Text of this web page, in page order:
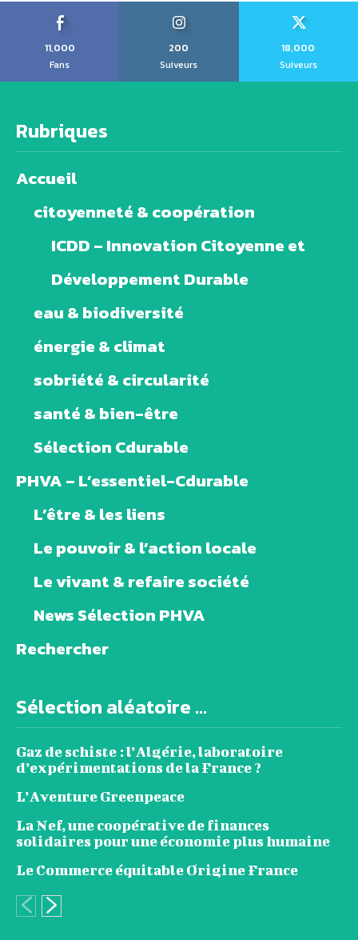
11,000
Fans
200
Suiveurs
18,000
Suiveurs
Rubriques
Accueil
citoyenneté & coopération
ICDD – Innovation Citoyenne et
Développement Durable
eau & biodiversité
énergie & climat
sobriété & circularité
santé & bien-être
Sélection Cdurable
PHVA – L’essentiel-Cdurable
L’être & les liens
Le pouvoir & l’action locale
Le vivant & refaire société
News Sélection PHVA
Rechercher
Sélection aléatoire ...
Gaz de schiste : l’Algérie, laboratoire
d’expérimentations de la France ?
L’Aventure Greenpeace
La Nef, une coopérative de finances
solidaires pour une économie plus humaine
Le Commerce équitable Origine France